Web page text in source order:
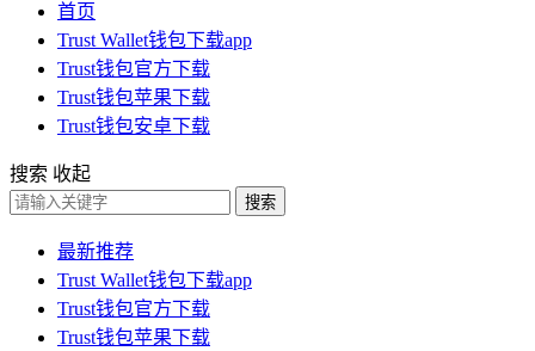
首页
Trust Wallet钱包下载app
Trust钱包官方下载
Trust钱包苹果下载
Trust钱包安卓下载
搜索 收起
搜索
最新推荐
Trust Wallet钱包下载app
Trust钱包官方下载
Trust钱包苹果下载